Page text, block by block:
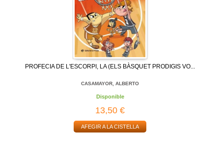
PROFECIA DE L'ESCORPI, LA (ELS BÀSQUET PRODIGIS VO...
CASAMAYOR, ALBERTO
Disponible
13,50 €
AFEGIR A LA CISTELLA